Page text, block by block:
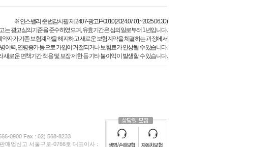
※ 인스밸리 준법감시필 제 2407-광고P-0010(2024.07.01~2025.06.30)
는 광고심의기준을 준수하였으며, 유효기간은 심의일로부터 1년입니다.
자가 기존 보험계약을 해지하고 새로운 보험계약을 체결하는 과정에서
이력, 연령증가 등으로 가입이 거절되거나 보험료가 인상될 수 있습니다.
새로운 면책기간 적용 및 보장 제한 등 기타 불이익이 발생할 수 있습니다.
0900 Fax : 02) 568-8233
매업신고 서울구로-0766호 대표이사 :